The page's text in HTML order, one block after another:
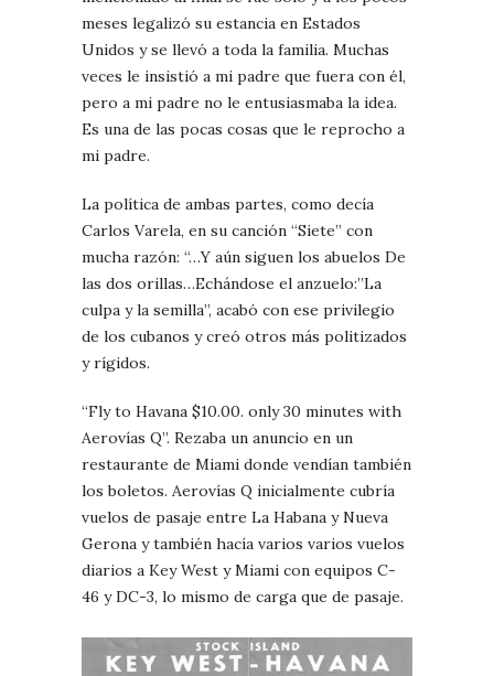
meses legalizó su estancia en Estados
Unidos y se llevó a toda la familia. Muchas
veces le insistió a mi padre que fuera con él,
pero a mi padre no le entusiasmaba la idea.
Es una de las pocas cosas que le reprocho a
mi padre.
La política de ambas partes, como decía
Carlos Varela, en su canción “Siete” con
mucha razón: “…Y aún siguen los abuelos De
las dos orillas…Echándose el anzuelo:”La
culpa y la semilla”, acabó con ese privilegio
de los cubanos y creó otros más politizados
y rígidos.
“Fly to Havana $10.00. only 30 minutes with
Aerovías Q”. Rezaba un anuncio en un
restaurante de Miami donde vendían también
los boletos. Aerovías Q inicialmente cubría
vuelos de pasaje entre La Habana y Nueva
Gerona y también hacía varios varios vuelos
diarios a Key West y Miami con equipos C-
46 y DC-3, lo mismo de carga que de pasaje.